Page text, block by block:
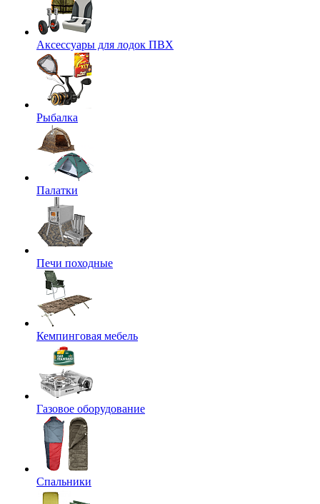
Аксессуары для лодок ПВХ
Рыбалка
Палатки
Печи походные
Кемпинговая мебель
Газовое оборудование
Спальники